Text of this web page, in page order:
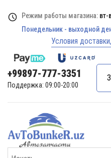
Режим работы магазина: вт-
Понедельник - выходной
Условия
+99897-777-3351
Поддержка: 09:00-20:00